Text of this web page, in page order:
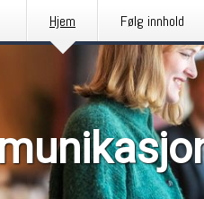
Hjem Følg innhold